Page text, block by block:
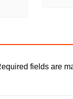
fields are